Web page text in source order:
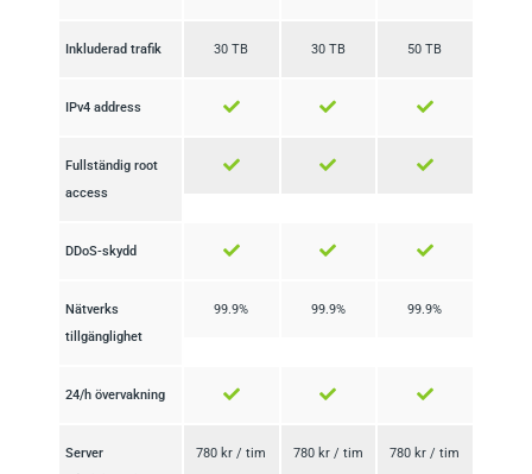
Inkluderad trafik 30 TB 30 TB 50 TB
IPv4 address
Fullständig root
access
DDoS-skydd
Nätverks
tillgänglighet
99.9% 99.9% 99.9%
24/h övervakning
Server
780 kr / tim 780 kr / tim 780 kr / tim